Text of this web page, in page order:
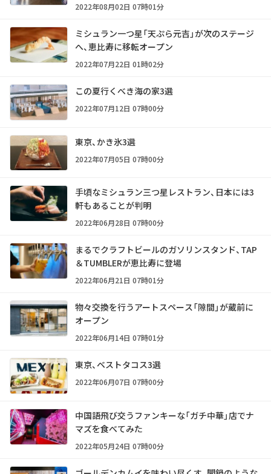
2022年08月02日 07時01分
ミシュラン一つ星「天ぷら元吉」が次のステージ
へ、恵比寿に移転オープン
2022年07月22日 01時02分
この夏行くべき海の家3選
2022年07月12日 07時00分
東京、かき氷3選
2022年07月05日 07時00分
手頃なミシュラン三つ星レストラン、日本には3
軒もあることが判明
2022年06月28日 07時00分
まるでクラフトビールのガソリンスタンド、TAP
＆TUMBLERが恵比寿に登場
2022年06月21日 07時01分
物々交換を行うアートスペース「隙間」が蔵前に
オープン
2022年06月14日 07時01分
東京、ベストタコス3選
2022年06月07日 07時00分
中国語飛び交うファンキーな「ガチ中華」店でナ
マズを食べてみた
2022年05月24日 07時00分